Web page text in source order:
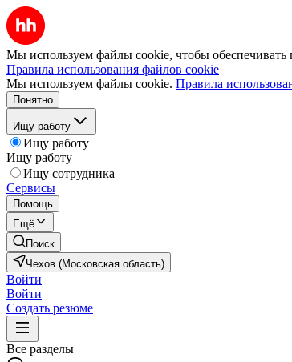
Мы используем файлы cookie, чтобы обеспечивать
Правила использования файлов cookie
Мы используем файлы cookie. Правила
Понятно
Ищу работу
Ищу работу
Ищу работу
Ищу сотрудника
Сервисы
Помощь
Ещё
Поиск
Чехов (Московская область)
Войти
Войти
Создать резюме
Все разделы